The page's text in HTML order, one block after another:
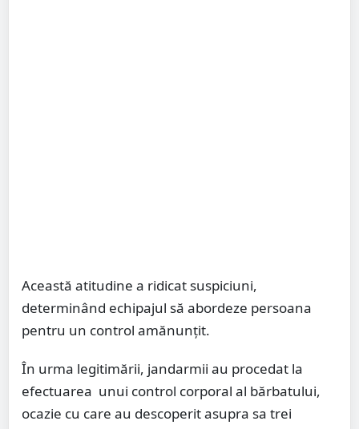
Această atitudine a ridicat suspiciuni,
determinând echipajul să abordeze persoana
pentru un control amănunțit.
În urma legitimării, jandarmii au procedat la
efectuarea unui control corporal al bărbatului,
ocazie cu care au descoperit asupra sa trei